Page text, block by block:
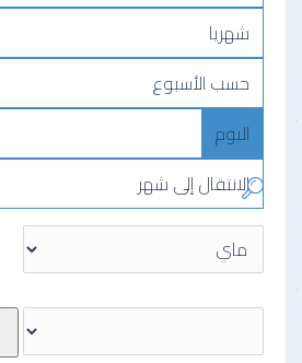
شهريا
حسب الأسبوع
اليوم
الانتقال إلى شهر